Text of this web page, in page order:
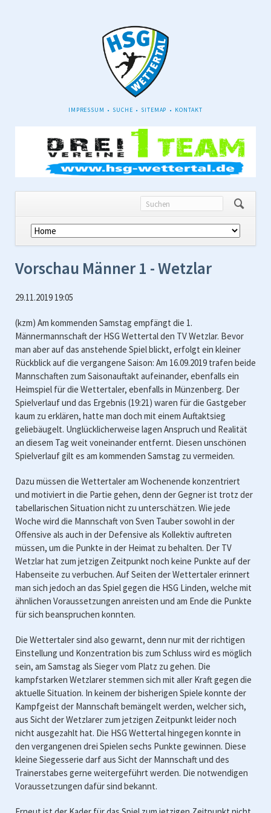
NAVIGATION
IMPRESSUM SUCHE SITEMAP KONTAKT
Navigation
überspringen
Vorschau Männer 1 - Wetzlar
29.11.2019 19:05
(kzm) Am kommenden Samstag empfängt die 1.
Männermannschaft der HSG Wettertal den TV Wetzlar. Bevor
man aber auf das anstehende Spiel blickt, erfolgt ein kleiner
Rückblick auf die vergangene Saison: Am 16.09.2019 trafen beide
Mannschaften zum Saisonauftakt aufeinander, ebenfalls ein
Heimspiel für die Wettertaler, ebenfalls in Münzenberg. Der
Spielverlauf und das Ergebnis (19:21) waren für die Gastgeber
kaum zu erklären, hatte man doch mit einem Auftaktsieg
geliebäugelt. Unglücklicherweise lagen Anspruch und Realität
an diesem Tag weit voneinander entfernt. Diesen unschönen
Spielverlauf gilt es am kommenden Samstag zu vermeiden.
Dazu müssen die Wettertaler am Wochenende konzentriert
und motiviert in die Partie gehen, denn der Gegner ist trotz der
tabellarischen Situation nicht zu unterschätzen. Wie jede
Woche wird die Mannschaft von Sven Tauber sowohl in der
Offensive als auch in der Defensive als Kollektiv auftreten
müssen, um die Punkte in der Heimat zu behalten. Der TV
Wetzlar hat zum jetzigen Zeitpunkt noch keine Punkte auf der
Habenseite zu verbuchen. Auf Seiten der Wettertaler erinnert
man sich jedoch an das Spiel gegen die HSG Linden, welche mit
ähnlichen Voraussetzungen anreisten und am Ende die Punkte
für sich beanspruchen konnten.
Die Wettertaler sind also gewarnt, denn nur mit der richtigen
Einstellung und Konzentration bis zum Schluss wird es möglich
sein, am Samstag als Sieger vom Platz zu gehen. Die
kampfstarken Wetzlarer stemmen sich mit aller Kraft gegen die
aktuelle Situation. In keinem der bisherigen Spiele konnte der
Kampfgeist der Mannschaft bemängelt werden, welcher sich,
aus Sicht der Wetzlarer zum jetzigen Zeitpunkt leider noch
nicht ausgezahlt hat. Die HSG Wettertal hingegen konnte in
den vergangenen drei Spielen sechs Punkte gewinnen. Diese
kleine Siegesserie darf aus Sicht der Mannschaft und des
Trainerstabes gerne weitergeführt werden. Die notwendigen
Voraussetzungen dafür sind bekannt.